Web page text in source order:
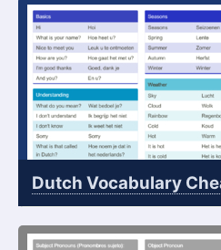
Dutch Vocabulary